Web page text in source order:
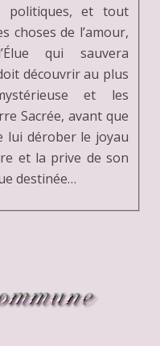
politiques, et tout
choses de l’amour,
qui sauvera
découvrir au plus
et les
Sacrée, avant que
lui dérober le joyau
et la prive de son
destinée…